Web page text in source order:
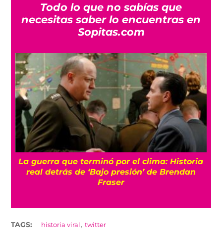
Todo lo que no sabías que
necesitas saber lo encuentras en
Sopitas.com
La guerra que terminó por el clima: Historia
real detrás de ‘Bajo presión’ de Brendan
Fraser
TAGS: historia viral ,twitter